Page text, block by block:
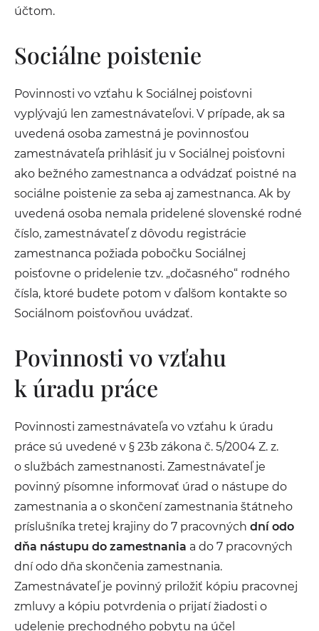
účtom.
Sociálne poistenie
Povinnosti vo vzťahu k Sociálnej poisťovni
vyplývajú len zamestnávateľovi. V prípade, ak sa
uvedená osoba zamestná je povinnosťou
zamestnávateľa prihlásiť ju v Sociálnej poisťovni
ako bežného zamestnanca a odvádzať poistné na
sociálne poistenie za seba aj zamestnanca. Ak by
uvedená osoba nemala pridelené slovenské rodné
číslo, zamestnávateľ z dôvodu registrácie
zamestnanca požiada pobočku Sociálnej
poisťovne o pridelenie tzv. „dočasného“ rodného
čísla, ktoré budete potom v ďalšom kontakte so
Sociálnom poisťovňou uvádzať.
Povinnosti vo vzťahu
k úradu práce
Povinnosti zamestnávateľa vo vzťahu k úradu
práce sú uvedené v § 23b zákona č. 5/2004 Z. z.
o službách zamestnanosti. Zamestnávateľ je
povinný písomne informovať úrad o nástupe do
zamestnania a o skončení zamestnania štátneho
príslušníka tretej krajiny do 7 pracovných dní odo
dňa nástupu do zamestnania a do 7 pracovných
dní odo dňa skončenia zamestnania.
Zamestnávateľ je povinný priložiť kópiu pracovnej
zmluvy a kópiu potvrdenia o prijatí žiadosti o
udelenie prechodného pobytu na účel